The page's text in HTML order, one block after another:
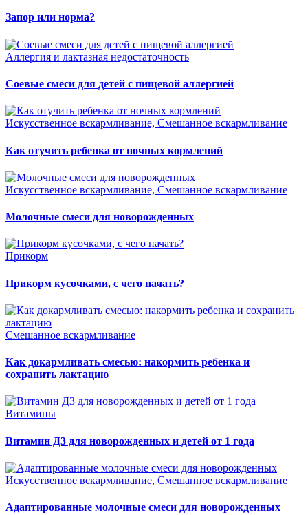
Запор или норма?
Аллергия и лактазная недостаточность
Соевые смеси для детей с пищевой аллергией
Искусственное вскармливание, Смешанное вскармливание
Как отучить ребенка от ночных кормлений
Искусственное вскармливание, Смешанное вскармливание
Молочные смеси для новорожденных
Прикорм
Прикорм кусочками, с чего начать?
Смешанное вскармливание
Как докармливать смесью: накормить ребенка и
сохранить лактацию
Витамины
Витамин Д3 для новорожденных и детей от 1 года
Искусственное вскармливание, Смешанное вскармливание
Адаптированные молочные смеси для новорожденных